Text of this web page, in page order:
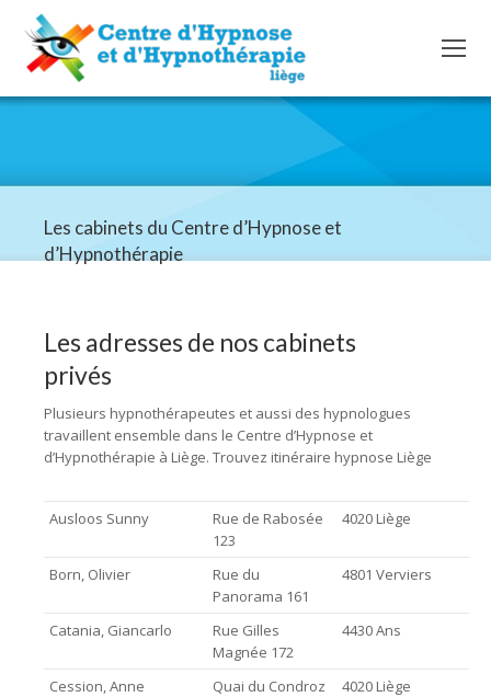
Les cabinets du Centre d’Hypnose et
d’Hypnothérapie
Les adresses de nos cabinets
privés
Plusieurs hypnothérapeutes et aussi des hypnologues
travaillent ensemble dans le Centre d’Hypnose et
d’Hypnothérapie à Liège. Trouvez itinéraire hypnose Liège
Ausloos Sunny
Rue de Rabosée
123
4020 Liège
Born, Olivier
Rue du
Panorama 161
4801 Verviers
Catania, Giancarlo
Rue Gilles
Magnée 172
4430 Ans
Cession, Anne
Quai du Condroz
4020 Liège